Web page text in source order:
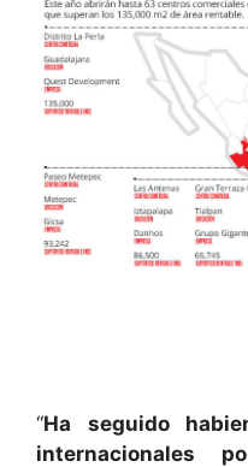
“Ha seguido
internacionales